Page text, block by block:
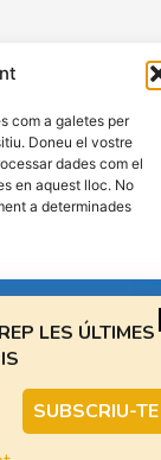
com a galetes per
Doneu el vostre
dades com el
en aquest lloc. No
a determinades
LES ÚLTIMES
de Cookies